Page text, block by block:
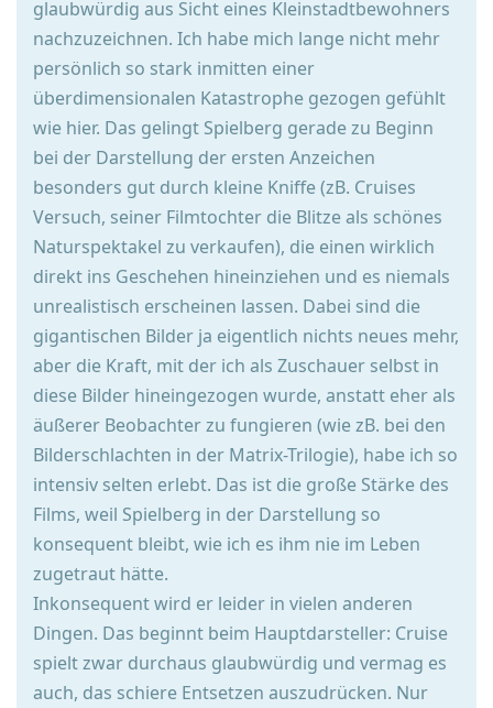
glaubwürdig aus Sicht eines Kleinstadtbewohners
nachzuzeichnen. Ich habe mich lange nicht mehr
persönlich so stark inmitten einer
überdimensionalen Katastrophe gezogen gefühlt
wie hier. Das gelingt Spielberg gerade zu Beginn
bei der Darstellung der ersten Anzeichen
besonders gut durch kleine Kniffe (zB. Cruises
Versuch, seiner Filmtochter die Blitze als schönes
Naturspektakel zu verkaufen), die einen wirklich
direkt ins Geschehen hineinziehen und es niemals
unrealistisch erscheinen lassen. Dabei sind die
gigantischen Bilder ja eigentlich nichts neues mehr,
aber die Kraft, mit der ich als Zuschauer selbst in
diese Bilder hineingezogen wurde, anstatt eher als
äußerer Beobachter zu fungieren (wie zB. bei den
Bilderschlachten in der Matrix-Trilogie), habe ich so
intensiv selten erlebt. Das ist die große Stärke des
Films, weil Spielberg in der Darstellung so
konsequent bleibt, wie ich es ihm nie im Leben
zugetraut hätte.
Inkonsequent wird er leider in vielen anderen
Dingen. Das beginnt beim Hauptdarsteller: Cruise
spielt zwar durchaus glaubwürdig und vermag es
auch, das schiere Entsetzen auszudrücken. Nur